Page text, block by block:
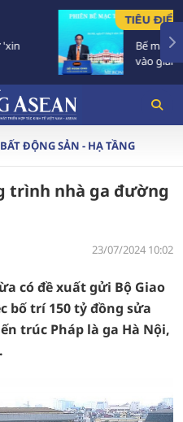
Ngoại giao 33: Đối ngoại bước
động mới
BẤT ĐỘNG SẢN - HẠ TẦNG
trình nhà ga đường
23/07/2024 10:02
có đề xuất gửi Bộ Giao
bố trí 150 tỷ đồng sửa
trúc Pháp là ga Hà Nội,